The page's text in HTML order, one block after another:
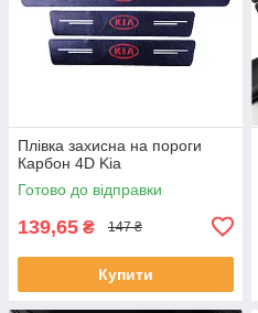
Плівка захисна на пороги
Карбон 4D Kia
Готово до відправки
139,65 ₴ 147 ₴
Купити